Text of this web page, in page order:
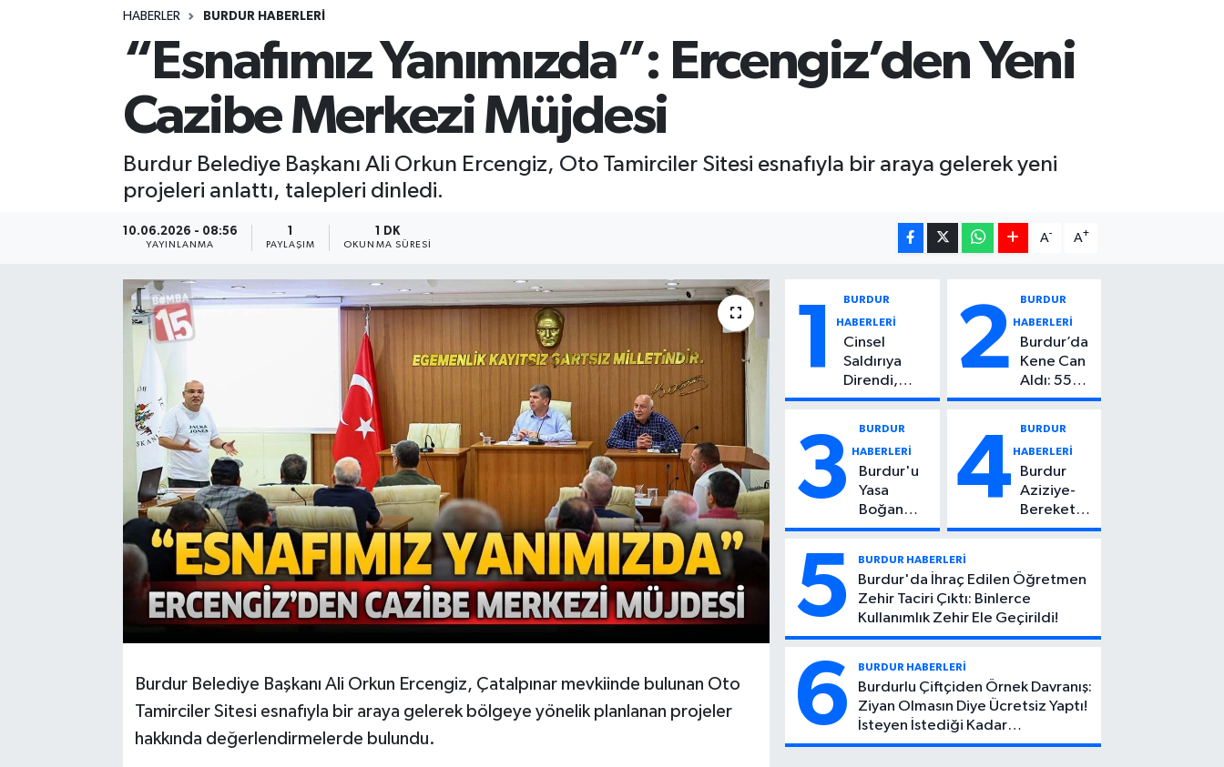
HABERLER BURDUR HABERLERİ
“Esnafımız Yanımızda”: Ercengiz’den Yeni
Cazibe Merkezi Müjdesi
Burdur Belediye Başkanı Ali Orkun Ercengiz, Oto Tamirciler Sitesi esnafıyla bir araya gelerek yeni
projeleri anlattı, talepleri dinledi.
10.06.2026 - 08:56
YAYINLANMA PAYLAŞIM
1 DK
OKUNMA SÜRESI
A- A+
Burdur Belediye Başkanı Ali Orkun Ercengiz, Çatalpınar mevkiinde bulunan Oto
Tamirciler Sitesi esnafıyla bir araya gelerek bölgeye yönelik planlanan projeler
hakkında değerlendirmelerde bulundu.
1 BURDUR
HABERLERİ
Cinsel
Saldırıya
Direndi,
Başından
Çocuktan
Kötü Haber!
2 BURDUR
HABERLERİ
Burdur’da
Kene Can
Aldı: 55
Yaşındaki
Kaybetti
3 BURDUR
HABERLERİ
Burdur'u
Yasa
Boğan
Ölüm:
Can Atıcı
Genç
Yaşta
Yaşamını
Yitirdi
4 BURDUR
HABERLERİ
Burdur
Aziziye-
Bereket
Köyü
Feci Kaza:
1 Ölü, 2
Yaralı
5 BURDUR HABERLERİ
Burdur'da İhraç Edilen Öğretmen
Zehir Taciri Çıktı: Binlerce
Kullanımlık Zehir Ele Geçirildi!
6 BURDUR HABERLERİ
Burdurlu Çiftçiden Örnek Davranış:
Ziyan Olmasın Diye Ücretsiz Yaptı!
İsteyen İstediği Kadar
Toplayabilecek